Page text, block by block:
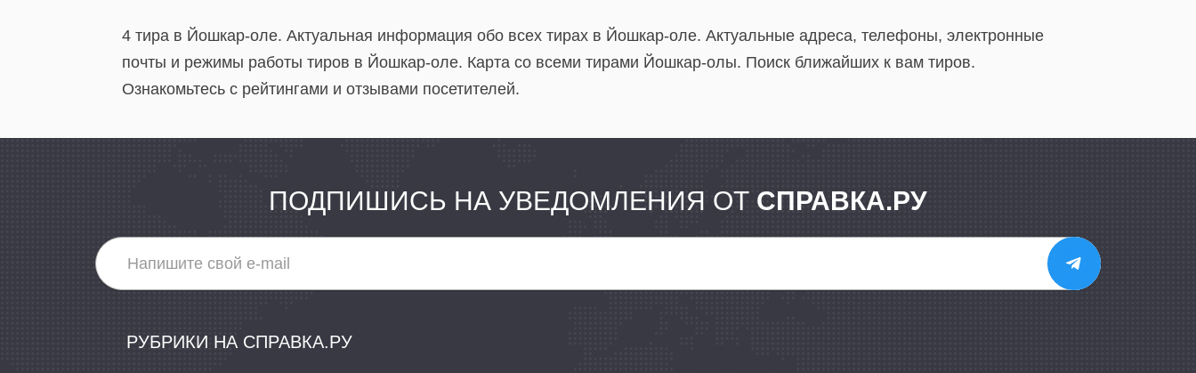
4 тира в Йошкар-оле. Актуальная информация обо всех тирах в Йошкар-оле. Актуальные адреса, телефоны, электронные
почты и режимы работы тиров в Йошкар-оле. Карта со всеми тирами Йошкар-олы. Поиск ближайших к вам тиров.
Ознакомьтесь с рейтингами и отзывами посетителей.
ПОДПИШИСЬ НА УВЕДОМЛЕНИЯ ОТ СПРАВКА.РУ
РУБРИКИ НА СПРАВКА.РУ